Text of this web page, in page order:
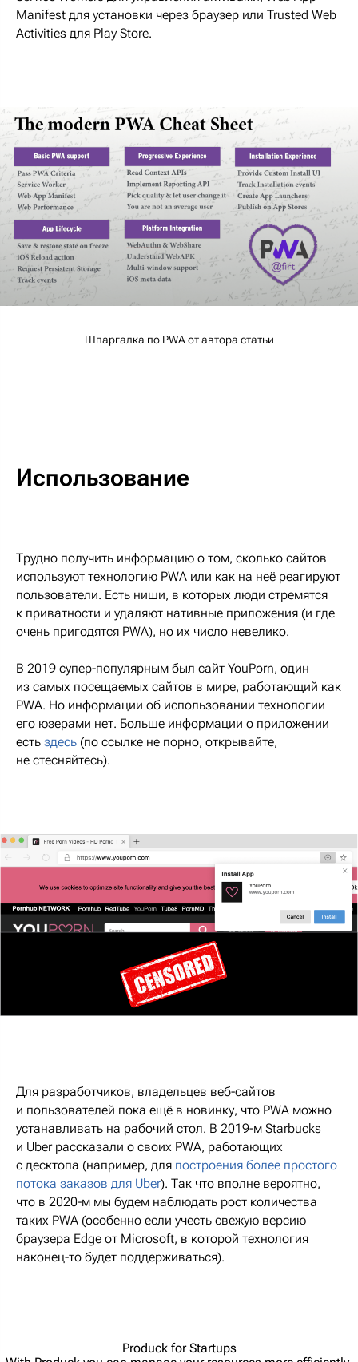
Manifest для установки через браузер или Trusted Web
Activities для Play Store.
Шпаргалка по PWA от автора статьи
Использование
Трудно получить информацию о том, сколько сайтов
используют технологию PWA или как на неё реагируют
пользователи. Есть ниши, в которых люди стремятся
к приватности и удаляют нативные приложения (и где
очень пригодятся PWA), но их число невелико.
В 2019 супер-популярным был сайт YouPorn, один
из самых посещаемых сайтов в мире, работающий как
PWA. Но информации об использовании технологии
его юзерами нет. Больше информации о приложении
есть здесь (по ссылке не порно, открывайте,
не стесняйтесь).
Для разработчиков, владельцев веб-сайтов
и пользователей пока ещё в новинку, что PWA можно
устанавливать на рабочий стол. В 2019-м Starbucks
и Uber рассказали о своих PWA, работающих
с десктопа (например, для построения более простого
потока заказов для Uber). Так что вполне вероятно,
что в 2020-м мы будем наблюдать рост количества
таких PWA (особенно если учесть свежую версию
браузера Edge от Microsoft, в которой технология
наконец-то будет поддерживаться).
Produck for Startups